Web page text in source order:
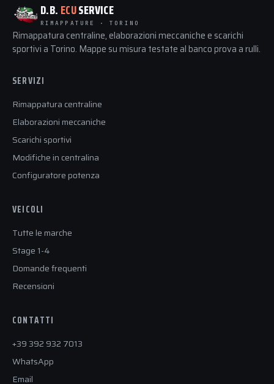
D.B. ECUSERVICE
RIMAPPATURE · TORINO
Rimappatura centraline, elaborazioni meccaniche e scarichi
sportivi a Torino. Mappe su misura testate al banco prova a rulli.
SERVIZI
Rimappatura centraline
Elaborazioni meccaniche
Scarichi sportivi
Modifiche in centralina
Configuratore potenza
VEICOLI
Tutte le marche
Stage 1-4
Domande frequenti
Recensioni
CONTATTI
+39 392 932 7013
WhatsApp
Email